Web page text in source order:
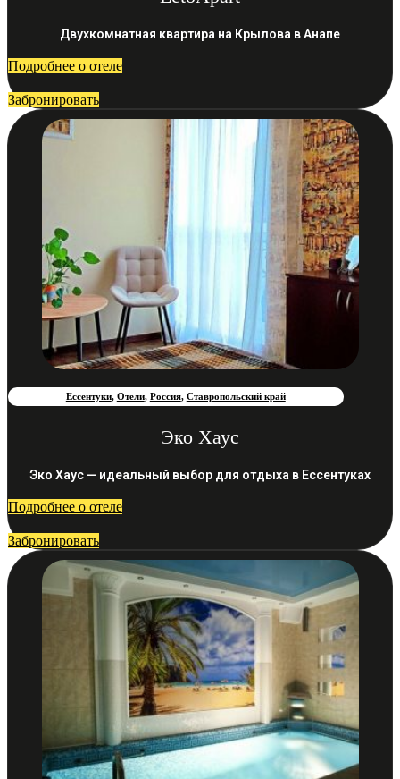
Двухкомнатная квартира на Крылова в Анапе
Подробнее о отеле
Забронировать
Ессентуки, Отели, Россия, Ставропольский край
Эко Хаус
Эко Хаус — идеальный выбор для отдыха в Ессентуках
Подробнее о отеле
Забронировать